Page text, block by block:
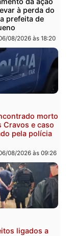
Dias Tofolli , do
da
levar à perda
da prefeita de
Bueno
06/08/2026 às